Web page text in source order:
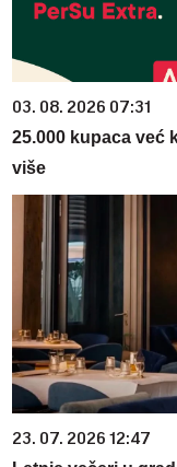
03. 08. 2026 07:31
25.000 kupaca već
više
23. 07. 2026 12:47